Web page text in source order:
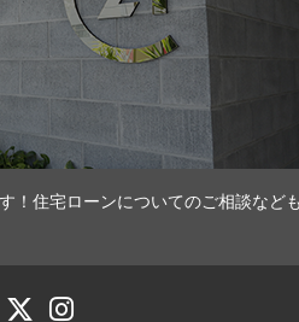
住宅ローンについてのご相談など